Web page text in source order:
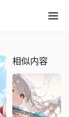
相似内容